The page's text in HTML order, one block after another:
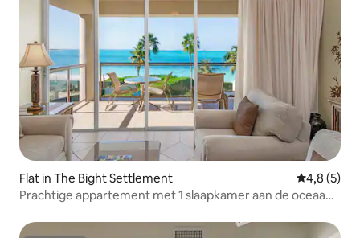
Flat in The Bight Settlement
4,8 (5)
Prachtige appartement met 1 slaapkamer aan de oceaan